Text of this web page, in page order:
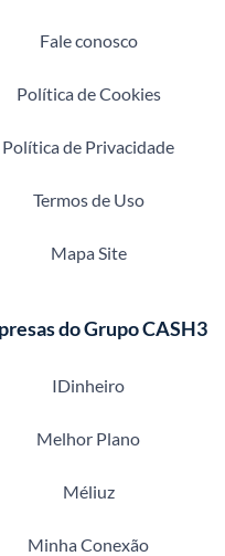
Fale conosco
Política de Cookies
Política de Privacidade
Termos de Uso
Mapa Site
do Grupo CASH3
IDinheiro
Melhor Plano
Méliuz
Minha Conexão